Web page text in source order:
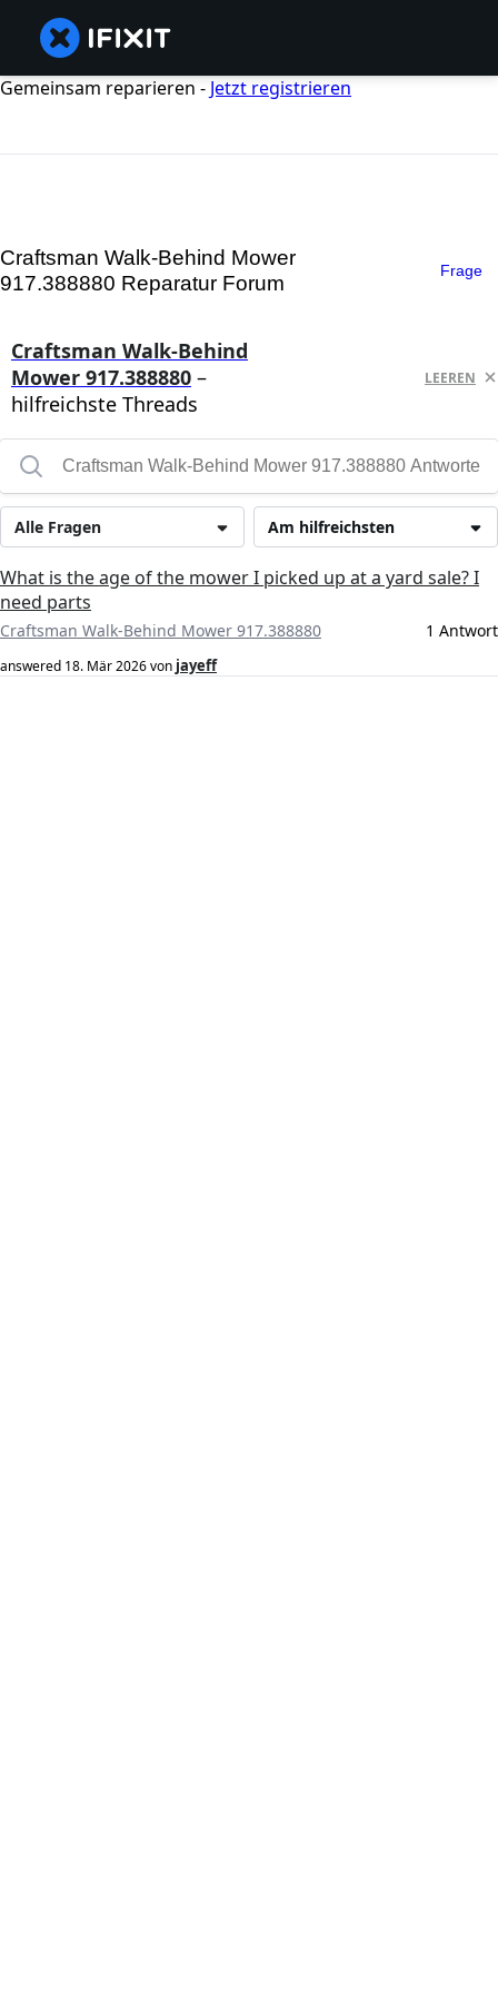
Gemeinsam reparieren - Jetzt registrieren
Craftsman Walk-Behind Mower
917.388880 Reparatur Forum
Frage
Craftsman Walk-Behind
Mower 917.388880 –
hilfreichste Threads
LEEREN
Am hilfreichsten
Alle Fragen
What is the age of the mower I picked up at a yard sale? I
need parts
Craftsman Walk-Behind Mower 917.388880 1 Antwort
answered 18. Mär 2026von jayeff